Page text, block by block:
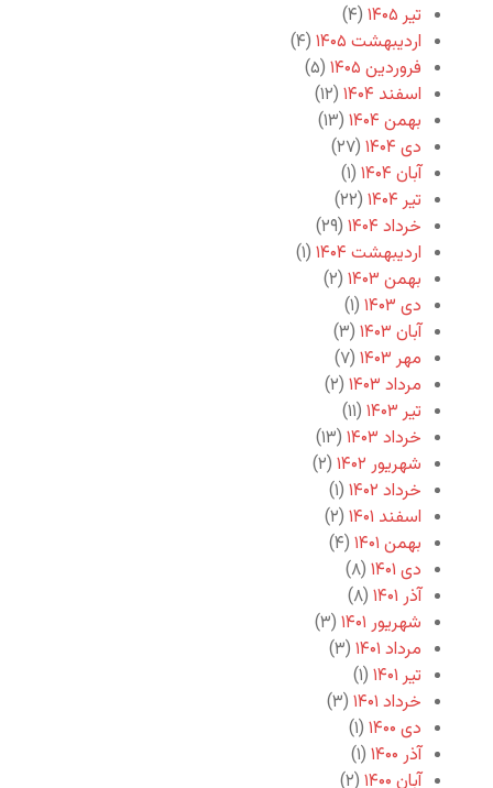
تیر ۱۴۰۵
(۴)
اردیبهشت ۱۴۰۵
(۴)
فروردین ۱۴۰۵
(۵)
اسفند ۱۴۰۴
(۱۲)
بهمن ۱۴۰۴
(۱۳)
دی ۱۴۰۴
(۲۷)
آبان ۱۴۰۴
(۱)
تیر ۱۴۰۴
(۲۲)
خرداد ۱۴۰۴
(۲۹)
اردیبهشت ۱۴۰۴
(۱)
بهمن ۱۴۰۳
(۲)
دی ۱۴۰۳
(۱)
آبان ۱۴۰۳
(۳)
مهر ۱۴۰۳
(۷)
مرداد ۱۴۰۳
(۲)
تیر ۱۴۰۳
(۱۱)
خرداد ۱۴۰۳
(۱۳)
شهریور ۱۴۰۲
(۲)
خرداد ۱۴۰۲
(۱)
اسفند ۱۴۰۱
(۲)
بهمن ۱۴۰۱
(۴)
دی ۱۴۰۱
(۸)
آذر ۱۴۰۱
(۸)
شهریور ۱۴۰۱
(۳)
مرداد ۱۴۰۱
(۳)
تیر ۱۴۰۱
(۱)
خرداد ۱۴۰۱
(۳)
دی ۱۴۰۰
(۱)
آذر ۱۴۰۰
(۱)
آبان ۱۴۰۰
(۲)